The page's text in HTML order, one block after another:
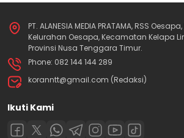
PT. ALANESIA MEDIA PRATAMA, RSS
Kelurahan Oesapa, Kecamatan Kelapa
Provinsi Nusa Tenggara Timur.
Phone: 082 144 144 289
koranntt@gmail.com (Redaksi)
Ikuti Kami